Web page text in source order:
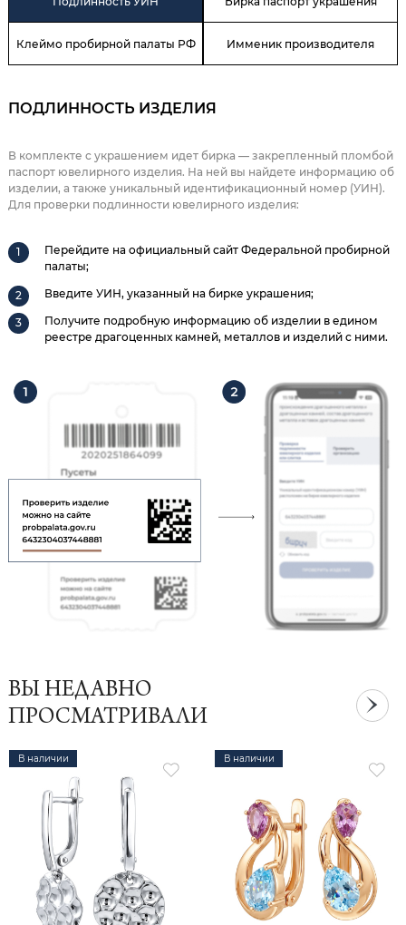
Клеймо пробирной палаты РФ Имменик производителя
ПОДЛИННОСТЬ ИЗДЕЛИЯ
В комплекте с украшением идет бирка — закрепленный пломбой
паспорт ювелирного изделия. На ней вы найдете информацию об
изделии, а также уникальный идентификационный номер (УИН).
Для проверки подлинности ювелирного изделия:
Перейдите на официальный сайт Федеральной пробирной
палаты;
Введите УИН, указанный на бирке украшения;
Получите подробную информацию об изделии в едином
реестре драгоценных камней, металлов и изделий с ними.
ВЫ НЕДАВНО
ПРОСМАТРИВАЛИ
В наличии В наличии